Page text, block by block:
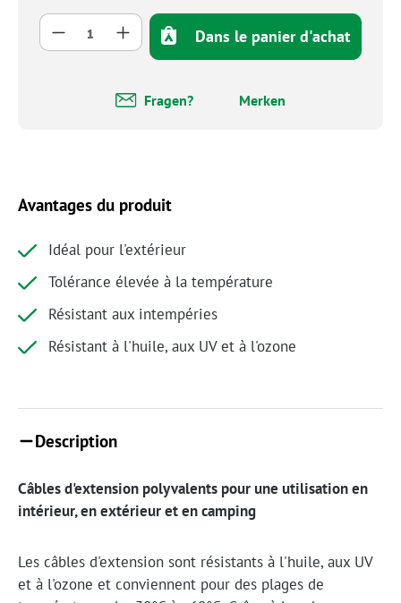
Quantité de produit : Entrez la quantité
Dans le panier d'achat
Fragen? Merken
Avantages du produit
Idéal pour l'extérieur
Tolérance élevée à la température
Résistant aux intempéries
Résistant à l'huile, aux UV et à l'ozone
Description
Câbles d'extension polyvalents pour une utilisation en
intérieur, en extérieur et en camping
Les câbles d'extension sont résistants à l'huile, aux UV
et à l'ozone et conviennent pour des plages de